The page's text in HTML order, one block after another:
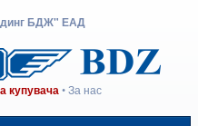
БДЖ" ЕАД
купувача •За нас